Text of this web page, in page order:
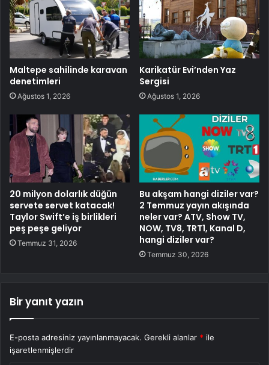
Maltepe sahilinde karavan
denetimleri
Ağustos 1, 2026
Karikatür Evi’nden Yaz
Sergisi
Ağustos 1, 2026
20 milyon dolarlık düğün
servete servet katacak!
Taylor Swift’e iş birlikleri
peş peşe geliyor
Temmuz 31, 2026
Bu akşam hangi diziler var?
2 Temmuz yayın akışında
neler var? ATV, Show TV,
NOW, TV8, TRT1, Kanal D,
hangi diziler var?
Temmuz 30, 2026
Bir yanıt yazın
E-posta adresiniz yayınlanmayacak. Gerekli alanlar * ile
işaretlenmişlerdir